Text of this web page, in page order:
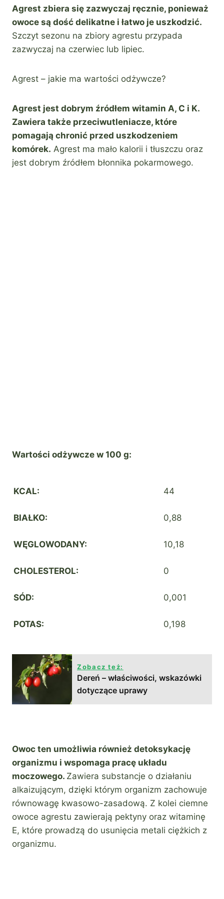
Agrest zbiera się zazwyczaj ręcznie, ponieważ
owoce są dość delikatne i łatwo je uszkodzić.
Szczyt sezonu na zbiory agrestu przypada
zazwyczaj na czerwiec lub lipiec.
Agrest – jakie ma wartości odżywcze?
Agrest jest dobrym źródłem witamin A, C i K.
Zawiera także przeciwutleniacze, które
pomagają chronić przed uszkodzeniem
komórek. Agrest ma mało kalorii i tłuszczu oraz
jest dobrym źródłem błonnika pokarmowego.
Wartości odżywcze w 100 g:
KCAL: 44
BIAŁKO: 0,88
WĘGLOWODANY: 10,18
CHOLESTEROL: 0
SÓD: 0,001
POTAS: 0,198
Zobacz też:
Dereń – właściwości, wskazówki
dotyczące uprawy
Owoc ten umożliwia również detoksykację
organizmu i wspomaga pracę układu
moczowego. Zawiera substancje o działaniu
alkaizującym, dzięki którym organizm zachowuje
równowagę kwasowo-zasadową. Z kolei ciemne
owoce agrestu zawierają pektyny oraz witaminę
E, które prowadzą do usunięcia metali ciężkich z
organizmu.